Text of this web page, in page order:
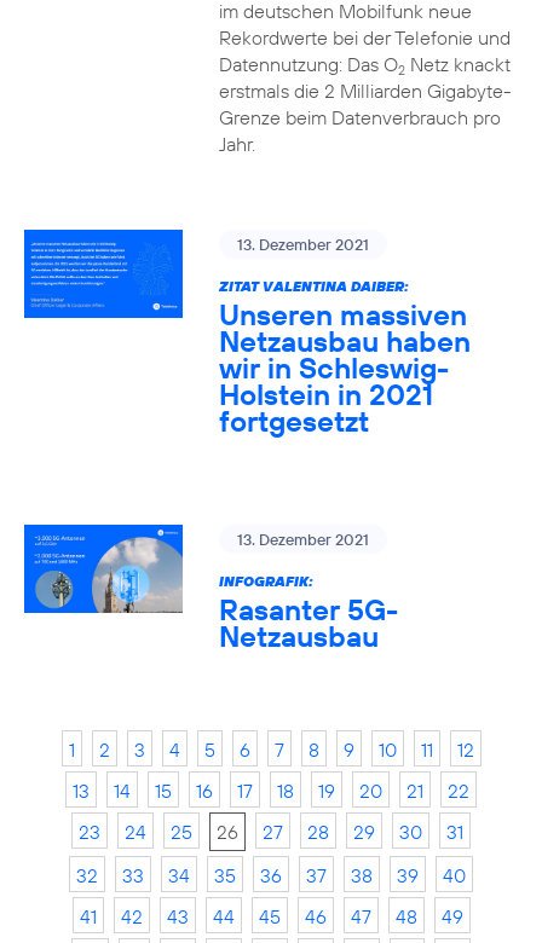
im deutschen Mobilfunk neue
Rekordwerte bei der Telefonie und
Datennutzung: Das O2Netz knackt
erstmals die 2 Milliarden Gigabyte-
Grenze beim Datenverbrauch pro
Jahr.
13. Dezember 2021
ZITAT VALENTINA DAIBER:
Unseren massiven
Netzausbau haben
wir in Schleswig-
Holstein in 2021
fortgesetzt
13. Dezember 2021
INFOGRAFIK:
Rasanter 5G-
Netzausbau
1 2 3 4 5 6 7 8 9 10 11
12
13
14 15 16 17 18 19 20 21
22
23
24 25 26 27 28 29 30
31
32
33 34 35 36 37 38 39
40
41
42 43 44 45 46 47 48
49